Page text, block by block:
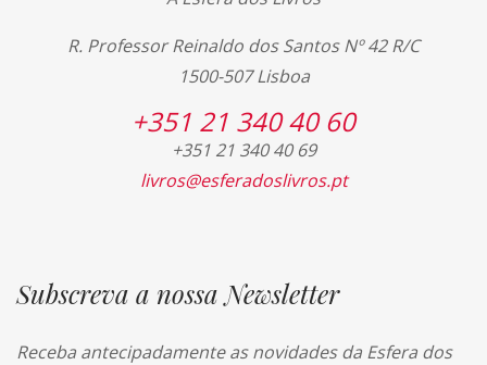
R. Professor Reinaldo dos Santos Nº 42 R/C
1500-507 Lisboa
+351 21 340 40 60
+351 21 340 40 69
livros@esferadoslivros.pt
Subscreva a nossa Newsletter
Receba antecipadamente as novidades da Esfera dos